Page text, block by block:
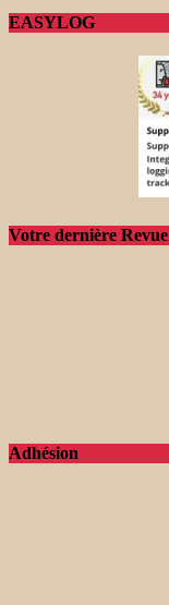
EASYLOG
Votre dernière Revue
Adhésion